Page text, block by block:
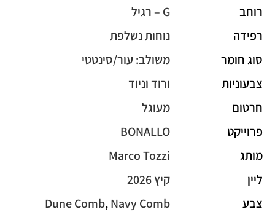
רוחב
G – רגיל
רפידה
נוחות נשלפת
סוג חומר
משולב: עור/סינטטי
צבעוניות
ורוד וניוד
חרטום
מעוגל
פרוייקט
BONALLO
מותג
Marco Tozzi
ליין
קיץ 2026
צבע
Dune Comb,Navy Comb